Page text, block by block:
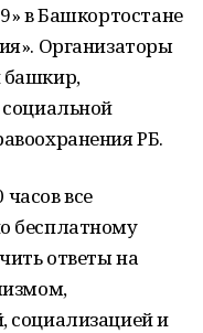
в Башкортостане
Организаторы
башкир,
РБ.
часов все
бесплатному
ответы на
социализацией и